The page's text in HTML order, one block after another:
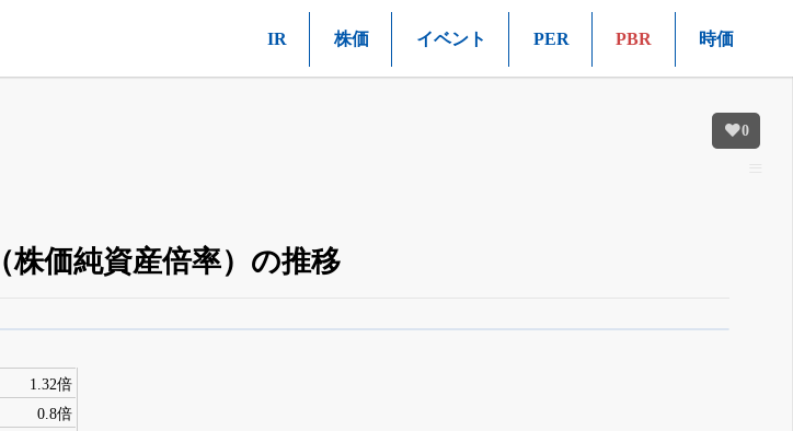
IR 株価 イベント PER PBR 時価
0
株価純資産倍率）の推移
用も付きます
1.32倍
0.8倍